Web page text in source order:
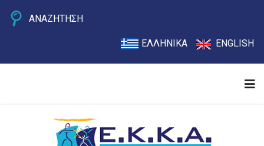
ΑΝΑΖΗΤΗΣΗ
ΕΛΛΗΝΙΚΑ ENGLISH